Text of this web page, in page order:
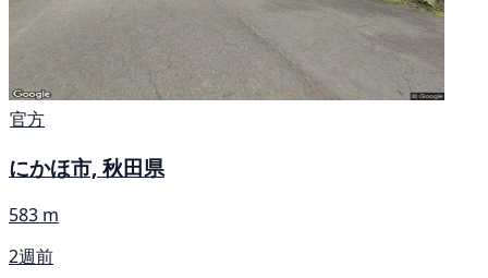
官方
にかほ市, 秋田県
583 m
2週前